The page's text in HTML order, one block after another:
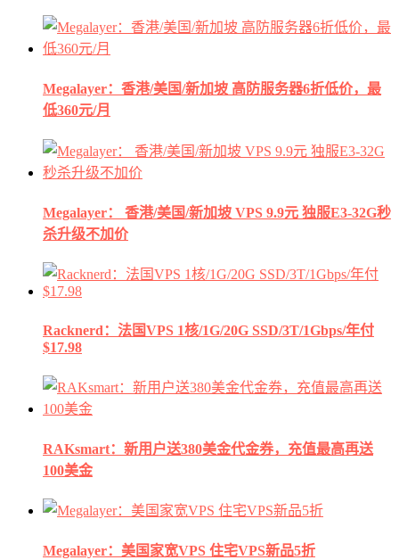
Megalayer：香港/美国/新加坡 高防服务器6折低价，最
低360元/月
Megalayer： 香港/美国/新加坡 VPS 9.9元 独服E3-32G秒
杀升级不加价
Racknerd：法国VPS 1核/1G/20G SSD/3T/1Gbps/年付
$17.98
RAKsmart：新用户送380美金代金券，充值最高再送
100美金
Megalayer：美国家宽VPS 住宅VPS新品5折